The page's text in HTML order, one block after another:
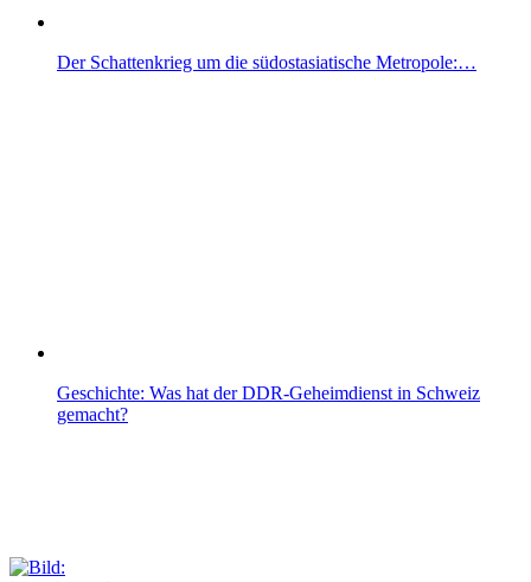
Der Schattenkrieg um die südostasiatische Metropole:…
Geschichte: Was hat der DDR-Geheimdienst in Schweiz
gemacht?